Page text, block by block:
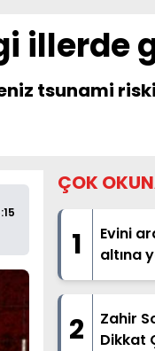
illerde
tsunami
ÇOK
1
Evini
altına
2
Zahir
Dikkat